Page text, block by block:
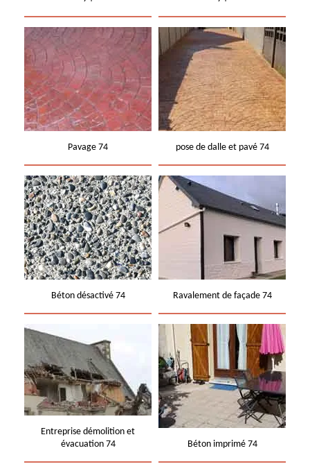
Pavage 74 pose de dalle et pavé 74
Béton désactivé 74 Ravalement de façade 74
Entreprise démolition et
évacuation 74
Béton imprimé 74